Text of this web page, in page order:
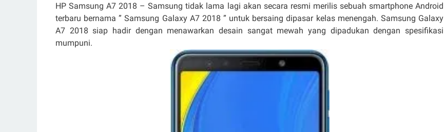
HP Samsung A7 2018 – Samsung tidak lama lagi akan secara resmi merilis sebuah smartphone Android
terbaru bernama ” Samsung Galaxy A7 2018 ” untuk bersaing dipasar kelas menengah. Samsung Galaxy
A7 2018 siap hadir dengan menawarkan desain sangat mewah yang dipadukan dengan spesifikasi
mumpuni.